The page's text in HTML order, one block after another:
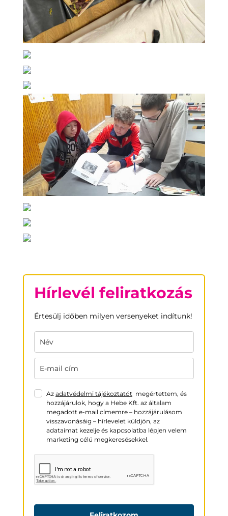
Hírlevél feliratkozás
Értesülj időben milyen versenyeket indítunk!
Az adatvédelmi tájékoztatótmegértettem, és
hozzájárulok, hogy a Hebe Kft. az általam
megadott e-mail címemre – hozzájárulásom
visszavonásáig – hírlevelet küldjön, az
adataimat kezelje és kapcsolatba lépjen velem
marketing célú megkeresésekkel.